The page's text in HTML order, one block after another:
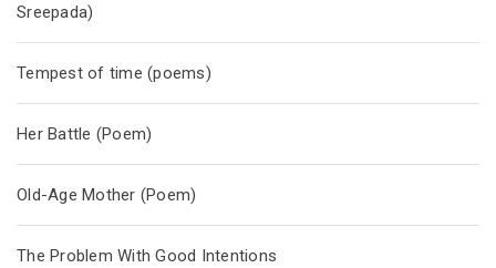
Sreepada)
Tempest of time (poems)
Her Battle (Poem)
Old-Age Mother (Poem)
The Problem With Good Intentions